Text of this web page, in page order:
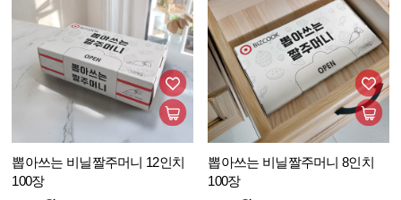
뽑아쓰는 비닐짤주머니 12인치
100장
뽑아쓰는 비닐짤주머니 8인치
100장